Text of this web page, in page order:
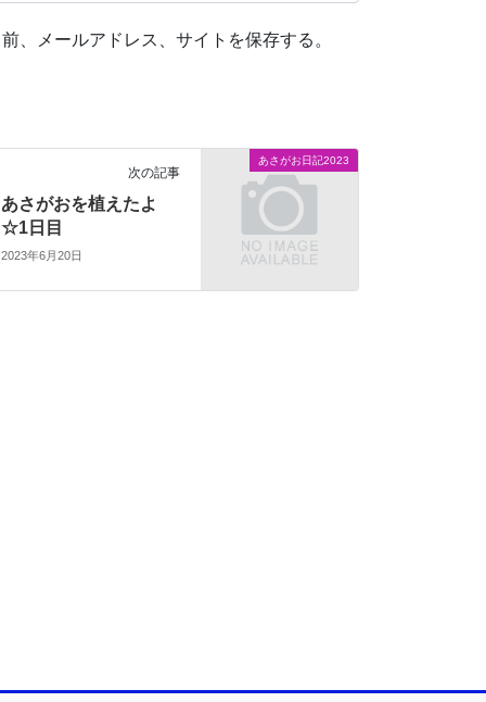
、メールアドレス、サイトを保存する。
あさがお日記2023
次の記事
あさがおを植えたよ
☆1日目
2023年6月20日